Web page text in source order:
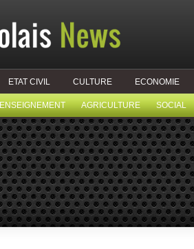
ETAT CIVIL CULTURE ECONOMIE
ENSEIGNEMENT AGRICULTURE SOCIAL